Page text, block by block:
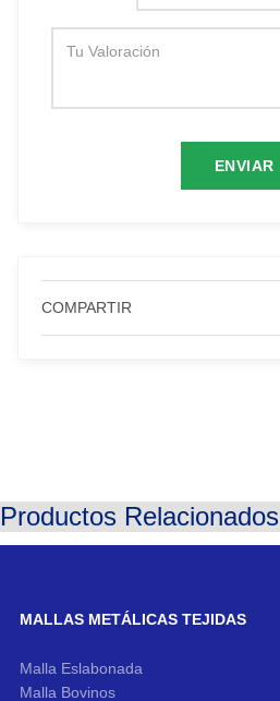
COMPARTIR
Productos Relacionados
MALLAS METÁLICAS TEJIDAS
Malla Eslabonada
Malla Bovinos